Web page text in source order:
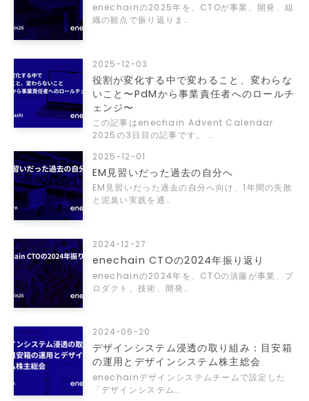
enechainの2025年を、CTOが事業、開発、組
織の観点で振り返りま…
2025-12-03
役割が変化する中で変わること、変わらな
いこと〜PdMから事業責任者へのロールチ
ェンジ〜
この記事はenechain Advent Calendar
2025の3日目の記事です。 …
2025-12-01
EM見習いだった過去の自分へ
EM見習いだった過去の自分へ向け、1年間の失敗
と泥臭い実践を通…
2024-12-27
enechain CTOの2024年振り返り
enechainの2024年を、CTOの須藤が事業、プ
ロダクト、技術、開発…
2024-06-20
デザインシステム浸透の取り組み：目安箱
の運用とデザインシステム株主総会
enechainデザインシステムチームで設定した
「デザインシステム…